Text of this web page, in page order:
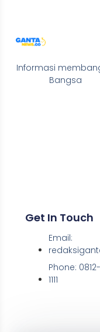
Informasi
Bangsa
Get In Touch
Email:
Phone:
1111